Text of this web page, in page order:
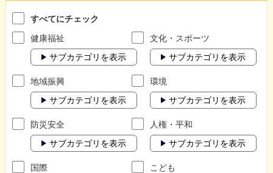
すべてにチェック
健康福祉
サブカテゴリを表示
文化・スポーツ
サブカテゴリを表示
地域振興
サブカテゴリを表示
環境
サブカテゴリを表示
防災安全
サブカテゴリを表示
人権・平和
サブカテゴリを表示
国際
こども